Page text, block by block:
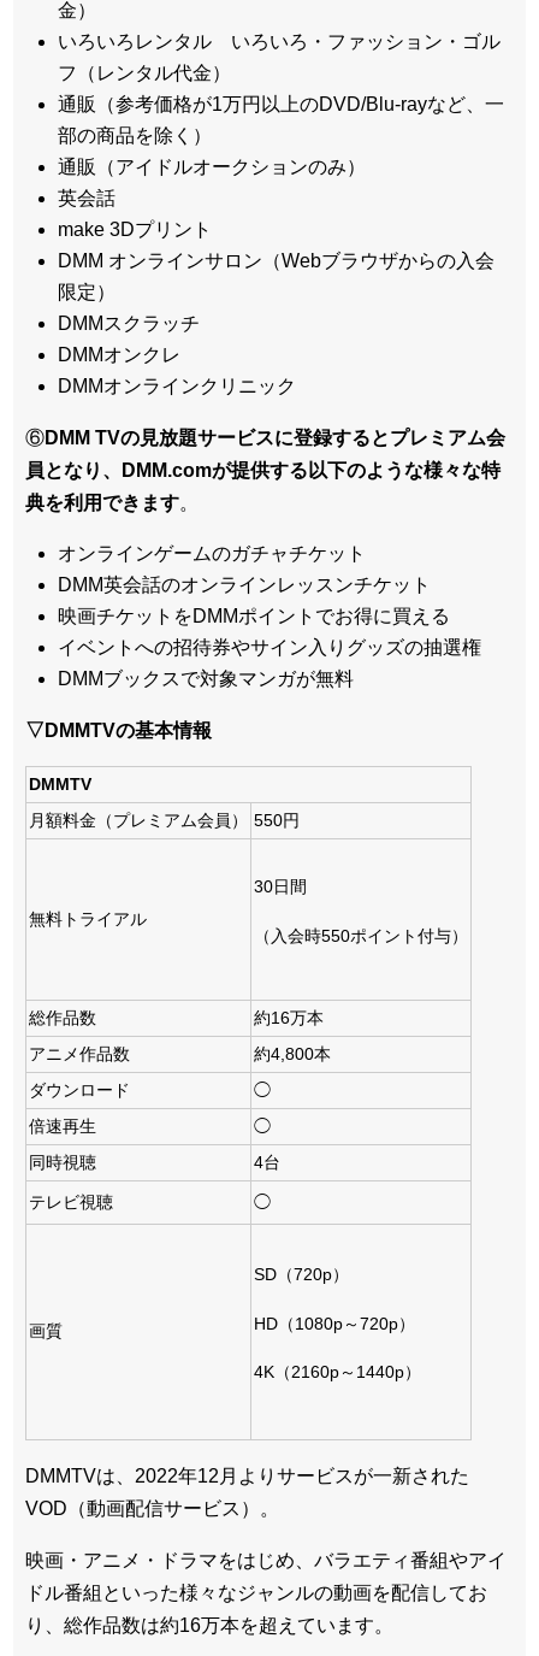
金）
いろいろレンタル いろいろ・ファッション・ゴル
フ（レンタル代金）
通販（参考価格が1万円以上のDVD/Blu-rayなど、一
部の商品を除く）
通販（アイドルオークションのみ）
英会話
make 3Dプリント
DMM オンラインサロン（Webブラウザからの入会
限定）
DMMスクラッチ
DMMオンクレ
DMMオンラインクリニック
⑥DMM TVの見放題サービスに登録するとプレミアム会
員となり、DMM.comが提供する以下のような様々な特
典を利用できます。
オンラインゲームのガチャチケット
DMM英会話のオンラインレッスンチケット
映画チケットをDMMポイントでお得に買える
イベントへの招待券やサイン入りグッズの抽選権
DMMブックスで対象マンガが無料
▽DMMTVの基本情報
DMMTV
月額料金（プレミアム会員）
550円
無料トライアル
30日間
（入会時550ポイント付与）
総作品数
約16万本
アニメ作品数
約4,800本
ダウンロード
◯
倍速再生
◯
同時視聴
4台
テレビ視聴 ◯
画質
SD（720p）
HD（1080p～720p）
4K（2160p～1440p）
DMMTVは、2022年12月よりサービスが一新された
VOD（動画配信サービス）。
映画・アニメ・ドラマをはじめ、バラエティ番組やアイ
ドル番組といった様々なジャンルの動画を配信してお
り、総作品数は約16万本を超えています。